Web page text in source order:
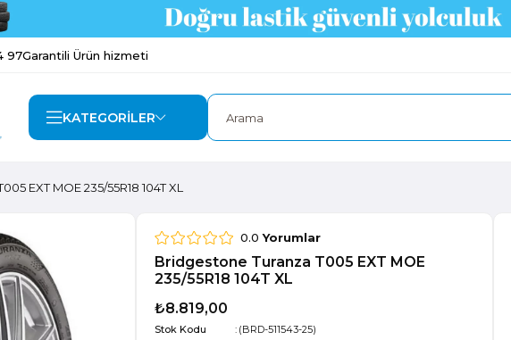
97Garantili Ürün hizmeti
KATEGORİLER
EXT MOE 235/55R18 104T XL
0.0 Yorumlar
Bridgestone Turanza T005 EXT MOE
235/55R18 104T XL
₺8.819,00
Stok Kodu
(BRD-511543-25)